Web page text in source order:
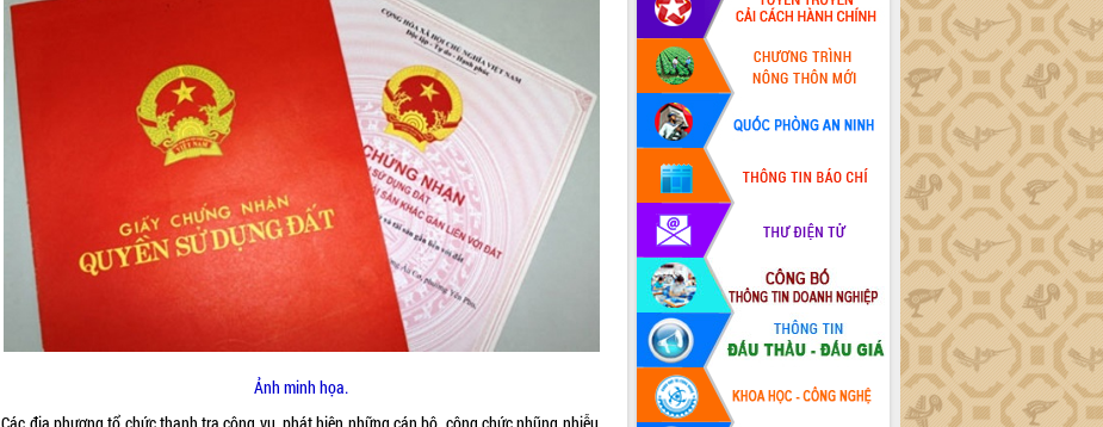
Ảnh minh họa.
Các địa phương tổ chức thanh tra công vụ, phát hiện những cán bộ, công chức nhũng nhiễu,